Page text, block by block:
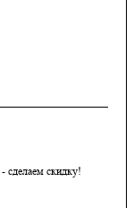
сделаем скидку!